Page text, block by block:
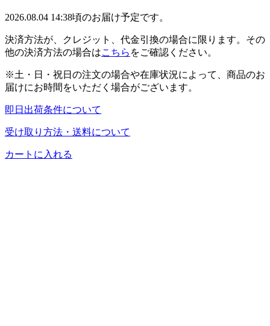
2026.08.04 14:38頃のお届け予定です。
決済方法が、クレジット、代金引換の場合に限ります。その
他の決済方法の場合はこちら をご確認ください。
※土・日・祝日の注文の場合や在庫状況によって、商品のお
届けにお時間をいただく場合がございます。
即日出荷条件について
受け取り方法・送料について
カートに入れる